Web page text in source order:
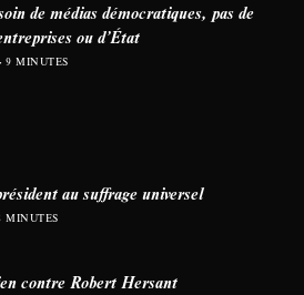
de médias démocratiques, pas de
ou d’État
9 MINUTES
au suffrage universel
MINUTES
contre Robert Hersant